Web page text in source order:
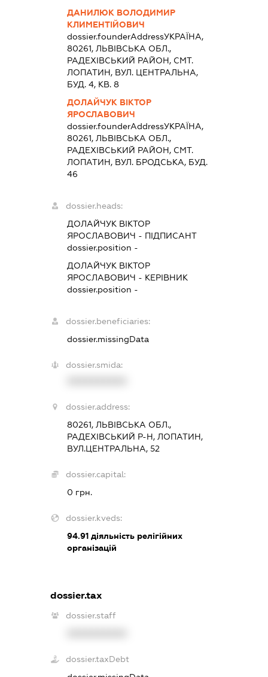
ДАНИЛЮК ВОЛОДИМИР
КЛИМЕНТІЙОВИЧ
dossier.founderAddressУКРАЇНА,
80261, ЛЬВIВСЬКА ОБЛ.,
РАДЕХIВСЬКИЙ РАЙОН, СМТ.
ЛОПАТИН, ВУЛ. ЦЕНТРАЛЬНА,
БУД. 4, КВ. 8
ДОЛАЙЧУК ВІКТОР
ЯРОСЛАВОВИЧ
dossier.founderAddressУКРАЇНА,
80261, ЛЬВIВСЬКА ОБЛ.,
РАДЕХIВСЬКИЙ РАЙОН, СМТ.
ЛОПАТИН, ВУЛ. БРОДСЬКА, БУД.
46
dossier.heads:
ДОЛАЙЧУК ВІКТОР
ЯРОСЛАВОВИЧ - ПІДПИСАНТ
dossier.position -
ДОЛАЙЧУК ВІКТОР
ЯРОСЛАВОВИЧ - КЕРІВНИК
dossier.position -
dossier.beneficiaries:
dossier.missingData
dossier.smida:
dossier.address:
80261, ЛЬВІВСЬКА ОБЛ.,
РАДЕХІВСЬКИЙ Р-Н, ЛОПАТИН,
ВУЛ.ЦЕНТРАЛЬНА, 52
dossier.capital:
0 грн.
dossier.kveds:
94.91 діяльність релігійних
організацій
dossier.tax
dossier.staff
dossier.taxDebt